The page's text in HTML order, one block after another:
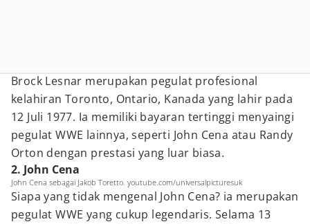
Brock Lesnar merupakan pegulat profesional
kelahiran Toronto, Ontario, Kanada yang lahir pada
12 Juli 1977. Ia memiliki bayaran tertinggi menyaingi
pegulat WWE lainnya, seperti John Cena atau Randy
Orton dengan prestasi yang luar biasa.
2. John Cena
John Cena sebagai Jakob Toretto. youtube.com/universalpicturesuk
Siapa yang tidak mengenal John Cena? ia merupakan
pegulat WWE yang cukup legendaris. Selama 13